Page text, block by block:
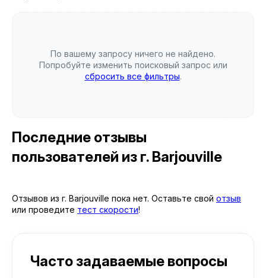
По вашему запросу ничего не найдено.
Попробуйте изменить поисковый запрос или
сбросить все фильтры.
Последние отзывы
пользователей из г. Barjouville
Отзывов из г. Barjouville пока нет. Оставьте свой отзыв
или проведите тест скорости!
Часто задаваемые вопросы